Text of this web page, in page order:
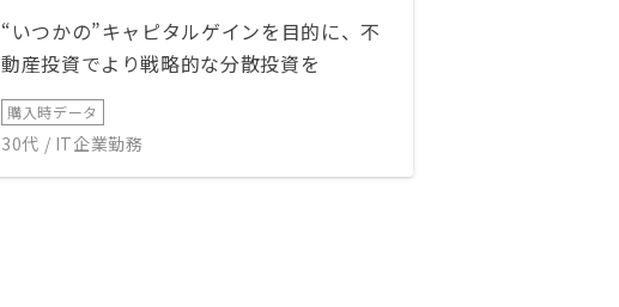
“いつかの”キャピタルゲインを目的に、不
動産投資でより戦略的な分散投資を
購入時データ
30代 / IT企業勤務